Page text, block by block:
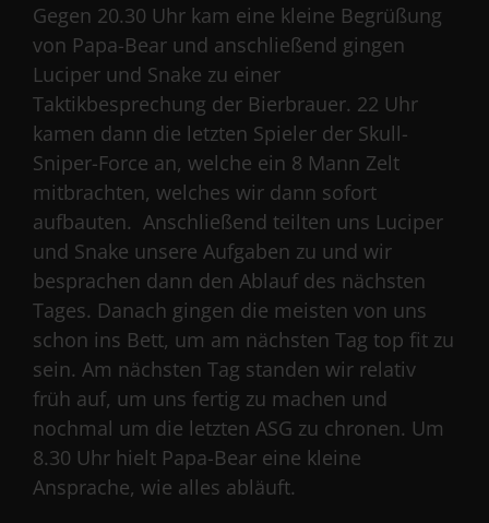
Gegen 20.30 Uhr kam eine kleine Begrüßung
von Papa-Bear und anschließend gingen
Luciper und Snake zu einer
Taktikbesprechung der Bierbrauer. 22 Uhr
kamen dann die letzten Spieler der Skull-
Sniper-Force an, welche ein 8 Mann Zelt
mitbrachten, welches wir dann sofort
aufbauten. Anschließend teilten uns Luciper
und Snake unsere Aufgaben zu und wir
besprachen dann den Ablauf des nächsten
Tages. Danach gingen die meisten von uns
schon ins Bett, um am nächsten Tag top fit zu
sein. Am nächsten Tag standen wir relativ
früh auf, um uns fertig zu machen und
nochmal um die letzten ASG zu chronen. Um
8.30 Uhr hielt Papa-Bear eine kleine
Ansprache, wie alles abläuft.